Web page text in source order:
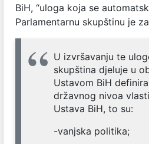
BiH, “uloga koja se
Parlamentarnu skupštinu je
U izvršavanju te
skupština djeluje u
Ustavom BiH
državnog nivoa
Ustava BiH, to su:
-vanjska politika;